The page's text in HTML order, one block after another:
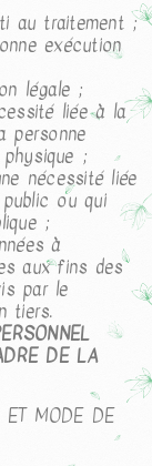
au traitement ;
exécution
légale ;
liée à la
personne
;
nécessité liée
public ou qui
;
à
aux fins des
par le
tiers.
DE LA
ET MODE DE